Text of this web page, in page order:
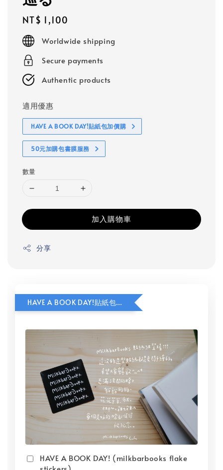
Regular
price
NT$ 1,100
Worldwide shipping
Secure payments
Authentic products
適用優惠
HAVE A BOOK DAY!貼紙包加價購
50元加購包書膜服務
數量
加入購物車
分享
HAVE A BOOK DAY!貼紙包加價購
HAVE A BOOK DAY! (milkbarbooks flake